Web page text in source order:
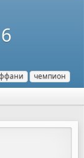
чемпион